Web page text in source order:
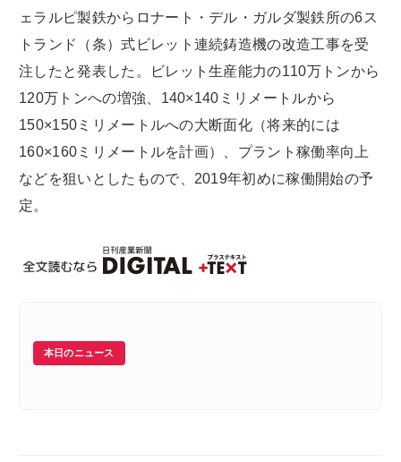
ェラルピ製鉄からロナート・デル・ガルダ製鉄所の6ス
トランド（条）式ビレット連続鋳造機の改造工事を受
注したと発表した。ビレット生産能力の110万トンから
120万トンへの増強、140×140ミリメートルから
150×150ミリメートルへの大断面化（将来的には
160×160ミリメートルを計画）、プラント稼働率向上
などを狙いとしたもので、2019年初めに稼働開始の予
定。
本日のニュース